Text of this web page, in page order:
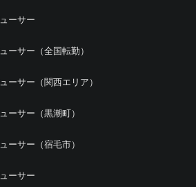
ーサー
ーサー（全国転勤）
ーサー（関西エリア）
ーサー（黒潮町）
ーサー（宿毛市）
ーサー